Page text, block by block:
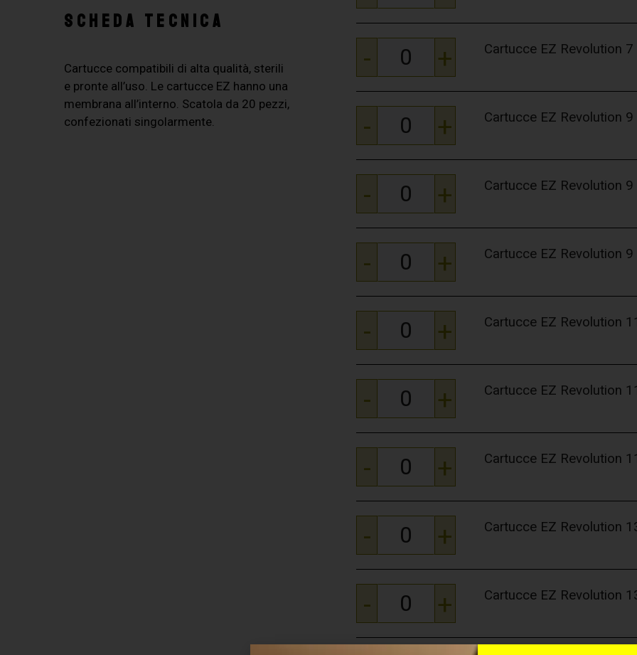
SCHEDA TECNICA
Cartucce compatibili di alta qualità, sterili
e pronte all’uso. Le cartucce EZ hanno una
membrana all’interno. Scatola da 20 pezzi,
confezionati singolarmente.
- + Cartucce EZ Revolution
- + Cartucce EZ Revolution
- + Cartucce EZ Revolution
- + Cartucce EZ Revolution
- + Cartucce EZ Revolution
- + Cartucce EZ Revolution
- + Cartucce EZ Revolution
- + Cartucce EZ Revolution
- + Cartucce EZ Revolution